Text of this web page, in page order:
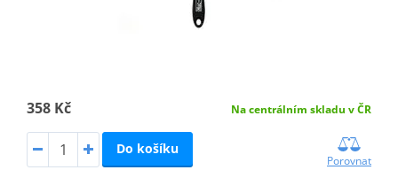
358 Kč Na centrálním skladu v ČR
Do košíku
Porovnat